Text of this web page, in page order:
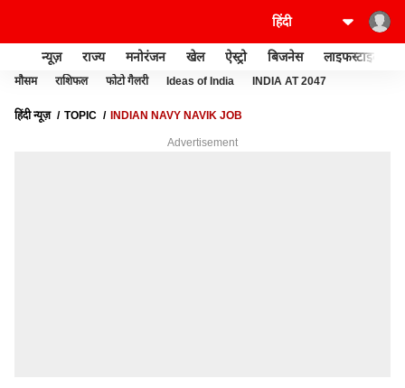
न्यूज़ राज्य मनोरंजन खेल ऐस्ट्रो बिजनेस लाइफस्टाइल
मौसम राशिफल फोटो गैलरी Ideas of India INDIA AT 2047
हिंदी न्यूज़ TOPIC INDIAN NAVY NAVIK JOB
Advertisement